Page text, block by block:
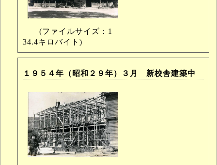
(ファイルサイズ：1
34.4キロバイト)
１９５４年（昭和２９年）３月 新校舎建築中